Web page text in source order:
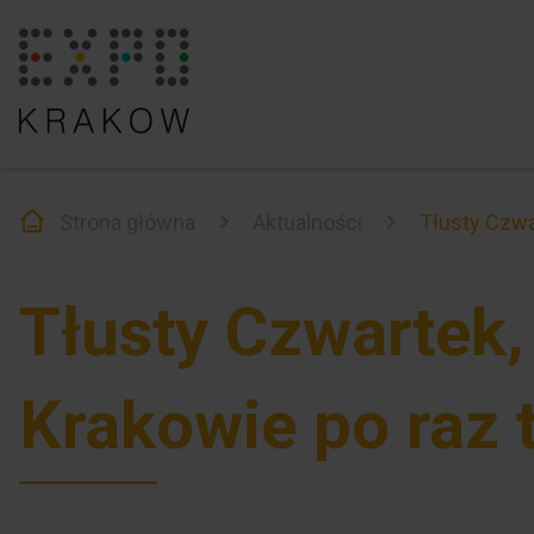
Tłusty
Tłusty
Krakowie po raz